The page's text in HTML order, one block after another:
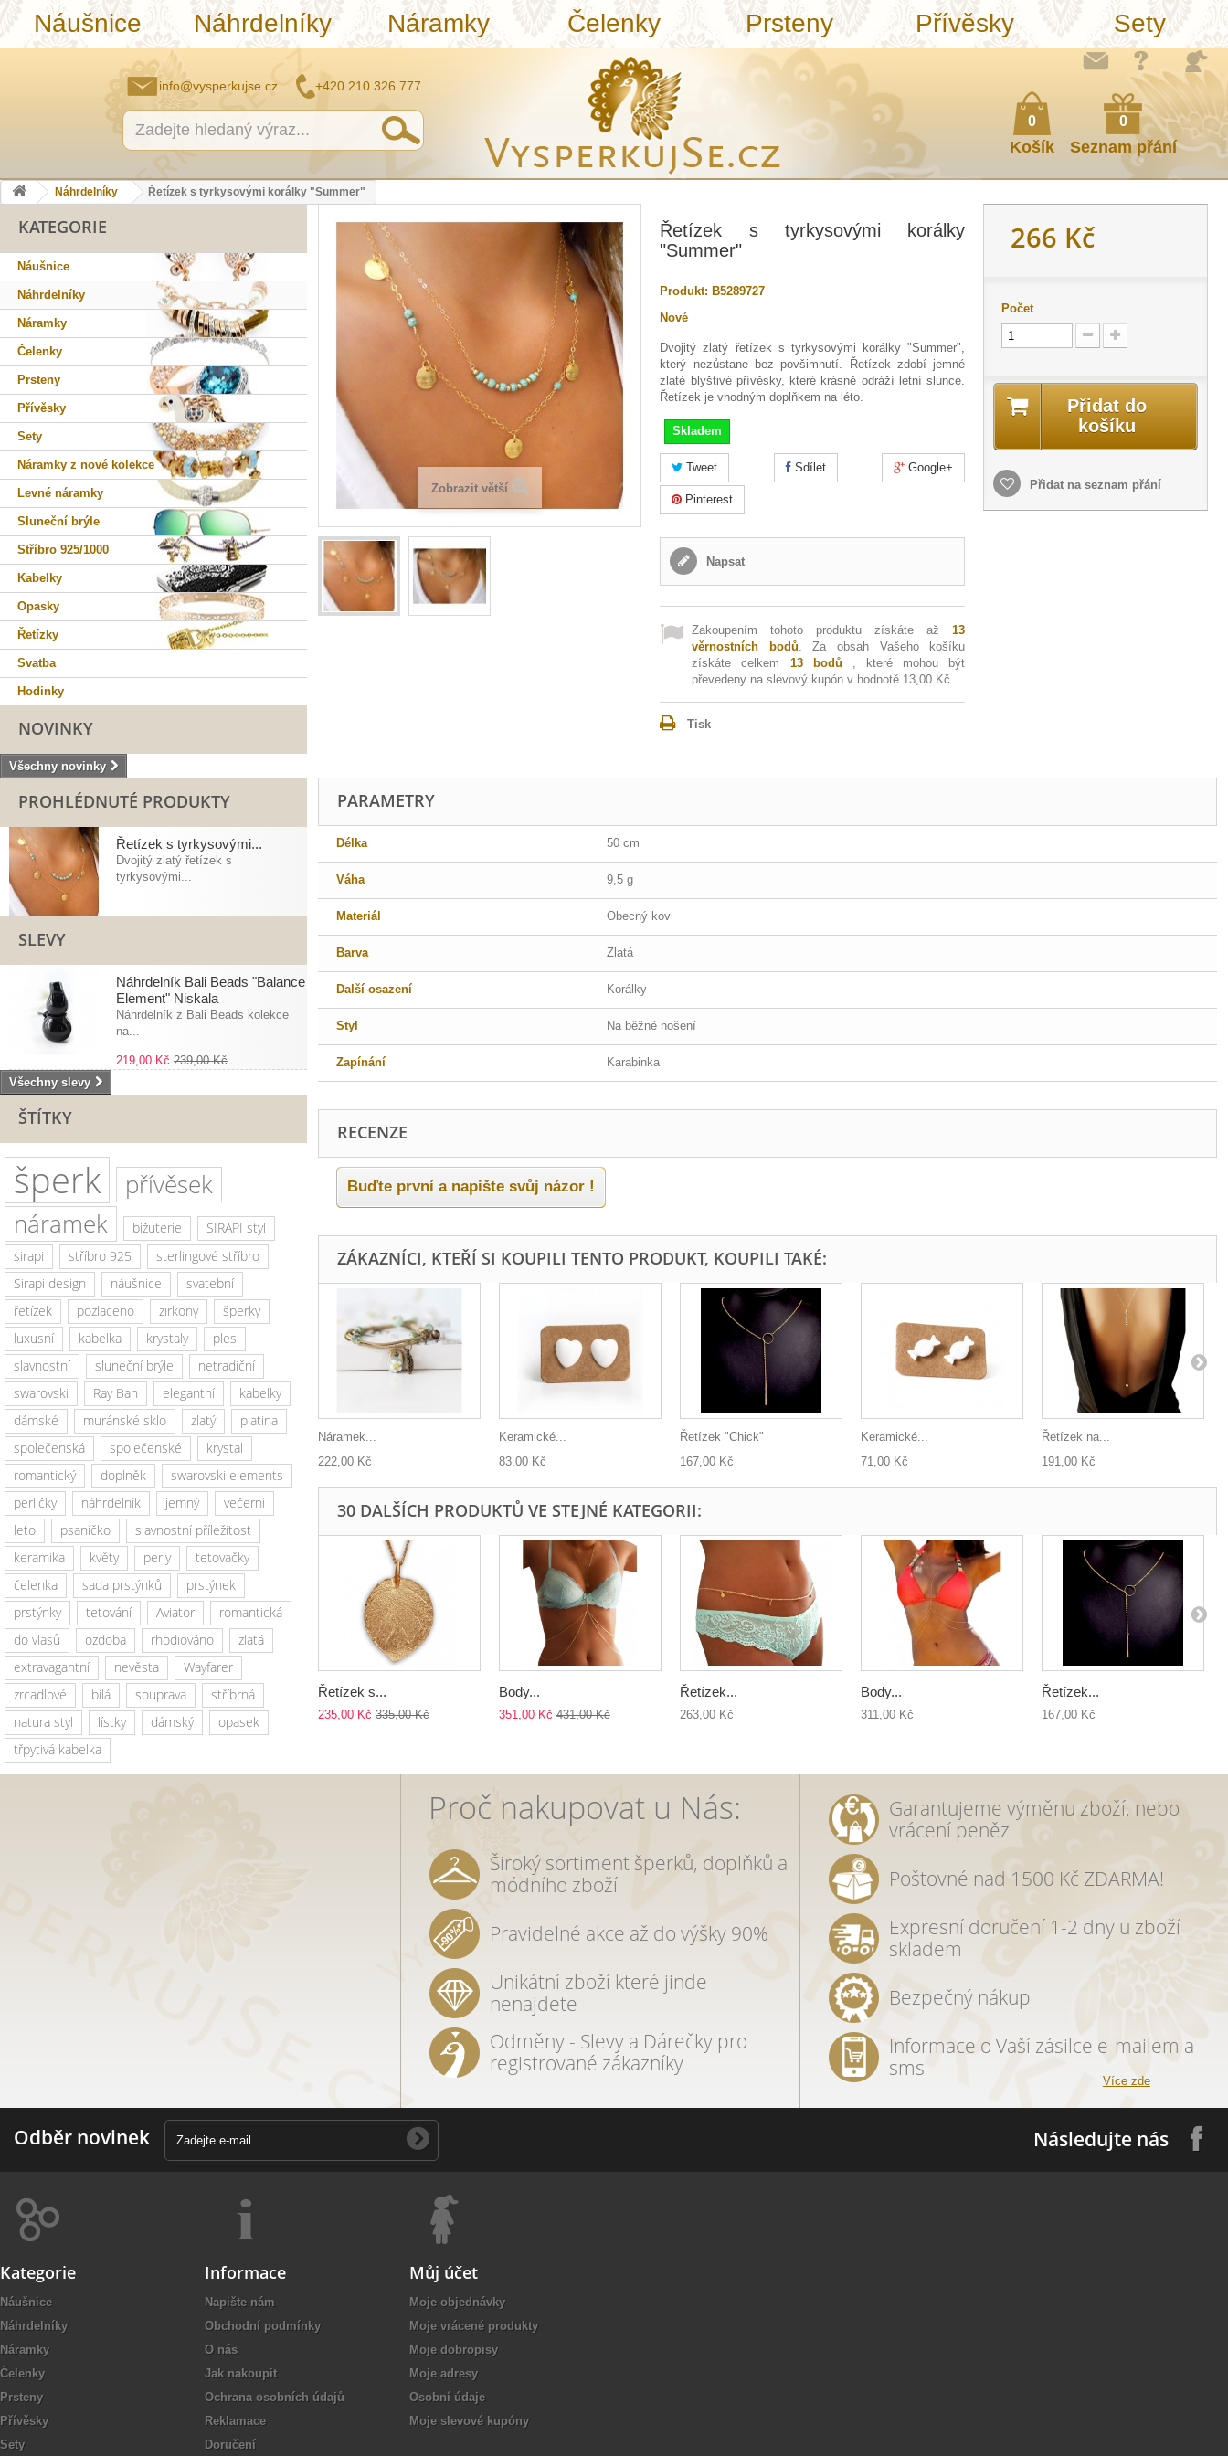
0
Košík
Náušnice Náhrdelníky Náramky Čelenky Prsteny Přívěsky Sety
0
Seznam přání
info@vysperkujse.cz +420 210 326 777
Náhrdelníky Řetízek s tyrkysovými korálky "Summer"
KATEGORIE
Náušnice
Náhrdelníky
Náramky
Čelenky
Prsteny
Přívěsky
Sety
Náramky z nové kolekce
Levné náramky
Sluneční brýle
Stříbro 925/1000
Kabelky
Opasky
Řetízky
Svatba
Hodinky
NOVINKY
Všechny novinky
PROHLÉDNUTÉ PRODUKTY
Řetízek s tyrkysovými...
Dvojitý zlatý řetízek s
tyrkysovými...
SLEVY
Náhrdelník Bali Beads "Balance
Element" Niskala
Náhrdelník z Bali Beads kolekce
na...
219,00 Kč 239,00 Kč
Všechny slevy
ŠTÍTKY
šperk
přívěsek
náramek
bižuterie
SIRAPI styl
sirapi
stříbro 925
sterlingové stříbro
Sirapi design
náušnice
svatební
řetízek
pozlaceno zirkony
šperky
luxusní
kabelka krystaly
ples
slavnostní
sluneční brýle
netradiční
swarovski
Ray Ban elegantní
kabelky
dámské
muránské sklo zlatý
platina
společenská
společenské
krystal
romantický
doplněk
swarovski elements
perličky
náhrdelník jemný
večerní
leto
psaníčko
slavnostní příležitost
keramika
květy perly
tetovačky
čelenka
sada prstýnků
prstýnek
prstýnky
tetování Aviator
romantická
do vlasů
ozdoba rhodiováno
zlatá
extravagantní
nevěsta
Wayfarer
zrcadlové
bílá souprava
stříbrná
natura styl
lístky dámský
opasek
třpytivá kabelka
Zobrazit větší
Řetízek s tyrkysovými korálky
"Summer"
Produkt: B5289727
Nové
Dvojitý zlatý řetízek s tyrkysovými korálky "Summer",
který nezůstane bez povšimnutí. Řetízek zdobí jemné
zlaté blyštivé přívěsky, které krásně odráží letní slunce.
Řetízek je vhodným doplňkem na léto.
Skladem
Tweet Sdílet Google+
Pinterest
Napsat
Zakoupením tohoto produktu získáte až13
věrnostních bodů. Za obsah Vašeho košíku
získáte celkem 13bodů , které mohou být
převedeny na slevový kupón v hodnotě 13,00 Kč.
Tisk
266 Kč
Počet
Přidat do
košíku
Přidat na seznam přání
PARAMETRY
Délka 50 cm
Váha 9,5 g
Materiál Obecný kov
Barva Zlatá
Další osazení Korálky
Styl Na běžné nošení
Zapínání Karabinka
RECENZE
Buďte první a napište svůj názor !
ZÁKAZNÍCI, KTEŘÍ SI KOUPILI TENTO PRODUKT, KOUPILI TAKÉ:
Náramek...
222,00 Kč
Keramické...
83,00 Kč
Řetízek "Chick"
167,00 Kč
Keramické...
71,00 Kč
Řetízek na...
191,00 Kč
30 DALŠÍCH PRODUKTŮ VE STEJNÉ KATEGORII:
Řetízek s...
235,00 Kč 335,00 Kč
Body...
351,00 Kč 431,00 Kč
Řetízek...
263,00 Kč
Body...
311,00 Kč
Řetízek...
167,00 Kč
Proč nakupovat u Nás:
Široký sortiment šperků, doplňků a
módního zboží
Pravidelné akce až do výšky 90%
Unikátní zboží které jinde
nenajdete
Odměny - Slevy a Dárečky pro
registrované zákazníky
Garantujeme výměnu zboží, nebo
vrácení peněz
Poštovné nad 1500 Kč ZDARMA!
Expresní doručení 1-2 dny u zboží
skladem
Bezpečný nákup
Informace o Vaší zásilce e-mailem a
sms
Více zde
Odběr novinek Následujte nás
Kategorie
Náušnice
Náhrdelníky
Náramky
Čelenky
Prsteny
Přívěsky
Sety
Informace
Napište nám
Obchodní podmínky
O nás
Jak nakoupit
Ochrana osobních údajů
Reklamace
Doručení
Můj účet
Moje objednávky
Moje vrácené produkty
Moje dobropisy
Moje adresy
Osobní údaje
Moje slevové kupóny